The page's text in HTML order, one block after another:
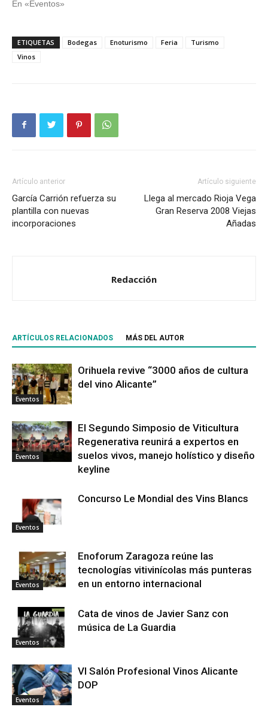
En «Eventos»
ETIQUETAS Bodegas Enoturismo Feria
Turismo
Vinos
Artículo anterior
García Carrión refuerza su
plantilla con nuevas
incorporaciones
Artículo siguiente
Llega al mercado Rioja Vega
Gran Reserva 2008 Viejas
Añadas
Redacción
ARTÍCULOS RELACIONADOS MÁS DEL AUTOR
Eventos
Orihuela revive “3000 años de cultura
del vino Alicante”
Eventos
El Segundo Simposio de Viticultura
Regenerativa reunirá a expertos en
suelos vivos, manejo holístico y diseño
keyline
Eventos
Concurso Le Mondial des Vins Blancs
Eventos
Enoforum Zaragoza reúne las
tecnologías vitivinícolas más punteras
en un entorno internacional
Eventos
Cata de vinos de Javier Sanz con
música de La Guardia
Eventos
VI Salón Profesional Vinos Alicante
DOP